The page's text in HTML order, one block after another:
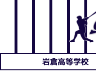
岩倉高等学校